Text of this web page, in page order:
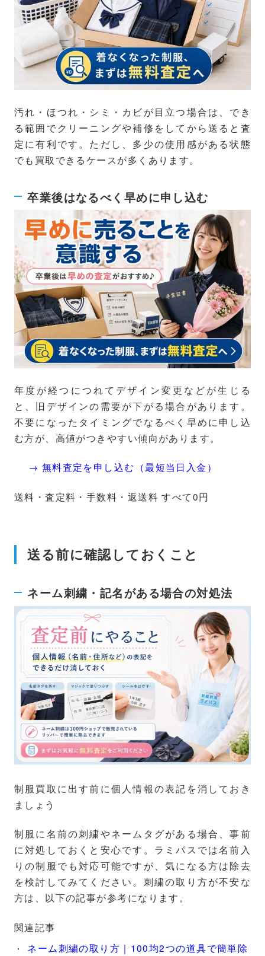
汚れ・ほつれ・シミ・カビが目立つ場合は、でき
る範囲でクリーニングや補修をしてから送ると査
定に有利です。ただし、多少の使用感がある状態
でも買取できるケースが多くあります。
卒業後はなるべく早めに申し込む
年度が経つにつれてデザイン変更などが生じる
と、旧デザインの需要が下がる場合があります。
不要になったタイミングでなるべく早めに申し込
む方が、高値がつきやすい傾向があります。
→ 無料査定を申し込む（最短当日入金）
送料・査定料・手数料・返送料 すべて0円
送る前に確認しておくこと
ネーム刺繍・記名がある場合の対処法
制服買取に出す前に個人情報の表記を消しておき
ましょう
制服に名前の刺繍やネームタグがある場合、事前
に対処しておくと安心です。ラミパスでは名前入
りの制服でも対応可能ですが、気になる方は除去
を検討してみてください。刺繍の取り方が不安な
方は、以下の記事が参考になります。
関連記事
ネーム刺繍の取り方｜100均2つの道具で簡単除